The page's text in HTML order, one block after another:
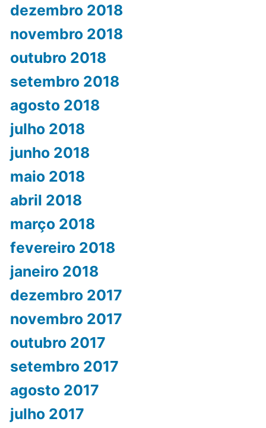
dezembro 2018
novembro 2018
outubro 2018
setembro 2018
agosto 2018
julho 2018
junho 2018
maio 2018
abril 2018
março 2018
fevereiro 2018
janeiro 2018
dezembro 2017
novembro 2017
outubro 2017
setembro 2017
agosto 2017
julho 2017